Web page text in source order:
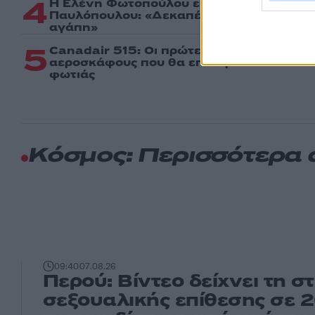
4 Η Ελένη Φωτοπούλου ευχήθηκε για τη
Παυλόπουλου: «Δεκαπέντε χρόνια μου
αγάπη»
5 Canadair 515: Οι πρώτες εικόνες από την
αεροσκάφους που θα επιχειρεί και τη
φωτιάς
Κόσμος: Περισσότερα
09:4007.08.26
Περού: Βίντεο δείχνει τη
σεξουαλικής επίθεσης σε